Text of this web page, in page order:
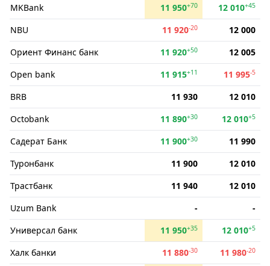
MKBank
11 950+70 12 010+45
NBU 11 920-20
12 000
Ориент Финанс банк
11 920+50
12 005
Open bank
11 915+11 11 995-5
BRB 11 930
12 010
Octobank
11 890+30 12 010+5
Садерат Банк 11 900+30
11 990
Туронбанк
11 900
12 010
Трастбанк
11 940
12 010
Uzum Bank
-
-
Универсал банк
11 950+35 12 010+5
Халк банки 11 880-30 11 980-20